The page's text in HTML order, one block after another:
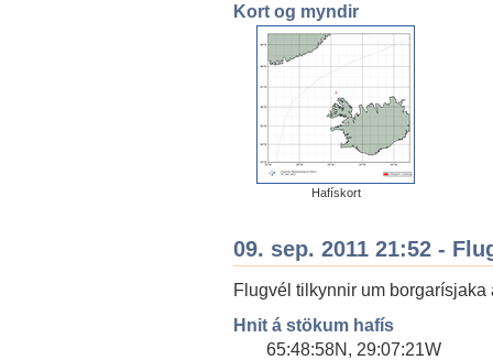
Kort og myndir
Hafískort
09. sep. 2011 21:52 -
Flugvél tilkynnir um borgarísjaka
Hnit á stökum hafís
65:48:58N, 29:07:21W